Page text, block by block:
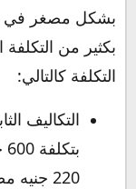
بشكل مصغر في
بكثير من
التكلفة كالتالي:
220 جنيه مصري.